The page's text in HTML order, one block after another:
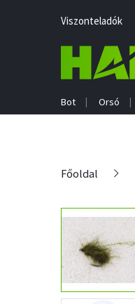
Viszonteladók
Bot Orsó
Főoldal